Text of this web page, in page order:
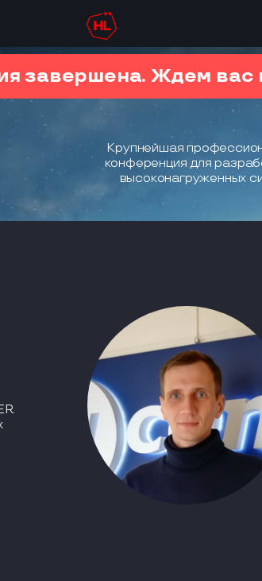
завершена. Ждем вас
Крупнейшая
конференция для
высоконагруженных